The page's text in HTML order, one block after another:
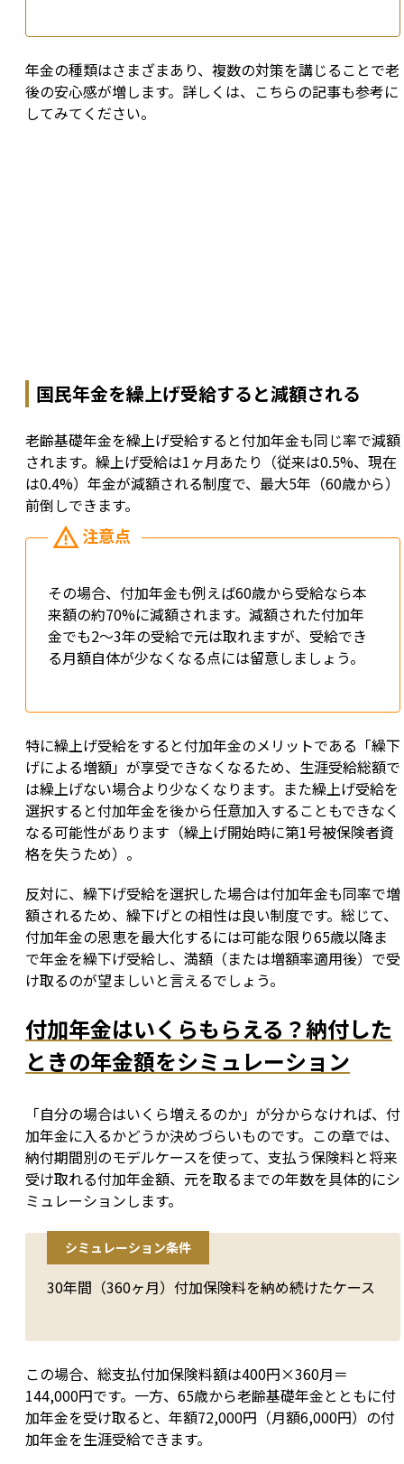
年金の種類はさまざまあり、複数の対策を講じることで老
後の安心感が増します。詳しくは、こちらの記事も参考に
してみてください。
国民年金を繰上げ受給すると減額される
老齢基礎年金を繰上げ受給すると付加年金も同じ率で減額
されます。繰上げ受給は1ヶ月あたり（従来は0.5%、現在
は0.4%）年金が減額される制度で、最大5年（60歳から）
前倒しできます。
その場合、付加年金も例えば60歳から受給なら本
来額の約70%に減額されます。減額された付加年
金でも2〜3年の受給で元は取れますが、受給でき
る月額自体が少なくなる点には留意しましょう。
特に繰上げ受給をすると付加年金のメリットである「繰下
げによる増額」が享受できなくなるため、生涯受給総額で
は繰上げない場合より少なくなります。また繰上げ受給を
選択すると付加年金を後から任意加入することもできなく
なる可能性があります（繰上げ開始時に第1号被保険者資
格を失うため）。
反対に、繰下げ受給を選択した場合は付加年金も同率で増
額されるため、繰下げとの相性は良い制度です。総じて、
付加年金の恩恵を最大化するには可能な限り65歳以降ま
で年金を繰下げ受給し、満額（または増額率適用後）で受
け取るのが望ましいと言えるでしょう。
付加年金はいくらもらえる？納付した
ときの年金額をシミュレーション
「自分の場合はいくら増えるのか」が分からなければ、付
加年金に入るかどうか決めづらいものです。この章では、
納付期間別のモデルケースを使って、支払う保険料と将来
受け取れる付加年金額、元を取るまでの年数を具体的にシ
ミュレーションします。
シミュレーション条件
30年間（360ヶ月）付加保険料を納め続けたケース
この場合、総支払付加保険料額は400円×360月＝
144,000円です。一方、65歳から老齢基礎年金とともに付
加年金を受け取ると、年額72,000円（月額6,000円）の付
加年金を生涯受給できます。